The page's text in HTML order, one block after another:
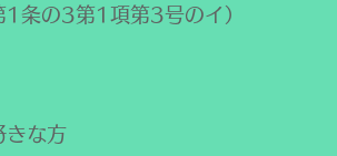
1条の3第1項第3号のイ）
きな方